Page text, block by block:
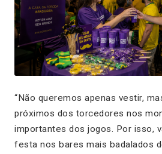
“Não queremos apenas vestir,
próximos dos torcedores nos
importantes dos jogos. Por isso,
festa nos bares mais badalados